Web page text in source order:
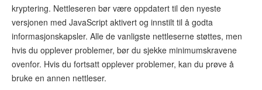
kryptering. Nettleseren bør være oppdatert til den nyeste
versjonen med JavaScript aktivert og innstilt til å godta
informasjonskapsler. Alle de vanligste nettleserne støttes, men
hvis du opplever problemer, bør du sjekke minimumskravene
ovenfor. Hvis du fortsatt opplever problemer, kan du prøve å
bruke en annen nettleser.